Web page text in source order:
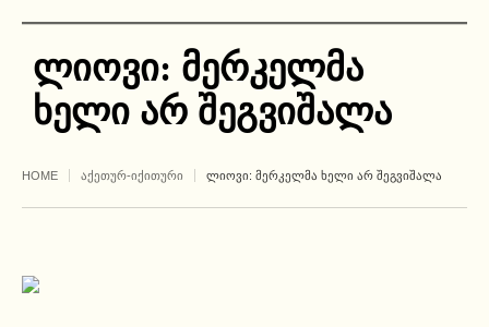
ლიოვი: მერკელმა
ხელი არ შეგვიშალა
HOME ᲐᲥᲔᲗᲣᲠ-ᲘᲥᲘᲗᲣᲠᲘ ᲚᲘᲝᲕᲘ: ᲛᲔᲠᲙᲔᲚᲛᲐ ᲮᲔᲚᲘ ᲐᲠ ᲨᲔᲒᲕᲘᲨᲐᲚᲐ